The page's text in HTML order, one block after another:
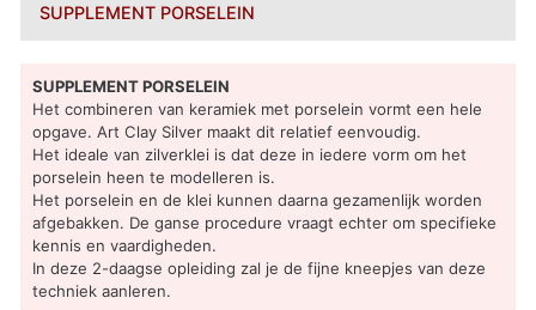
SUPPLEMENT PORSELEIN
SUPPLEMENT PORSELEIN
Het combineren van keramiek met porselein vormt een hele
opgave. Art Clay Silver maakt dit relatief eenvoudig.
Het ideale van zilverklei is dat deze in iedere vorm om het
porselein heen te modelleren is.
Het porselein en de klei kunnen daarna gezamenlijk worden
afgebakken. De ganse procedure vraagt echter om specifieke
kennis en vaardigheden.
In deze 2-daagse opleiding zal je de fijne kneepjes van deze
techniek aanleren.